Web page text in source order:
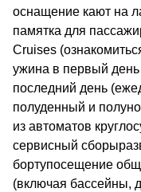
оснащение кают на
памятка для
Cruises
ужина в первый день
последний день
полуденный и
из автоматов
сервисный
бортупосещение
(включая бассейны,